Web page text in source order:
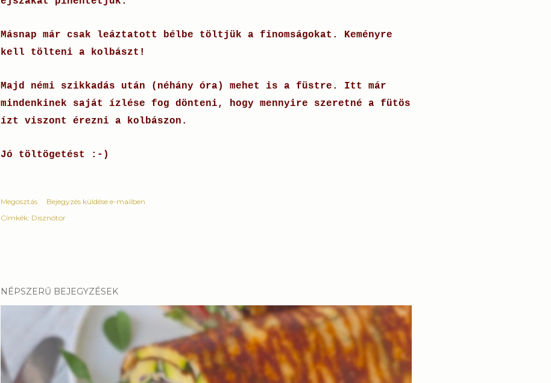
Másnap már csak leáztatott bélbe töltjük a finomságokat. Keményre
kell tölteni a kolbászt!
Majd némi szikkadás után (néhány óra) mehet is a füstre. Itt már
mindenkinek saját ízlése fog dönteni, hogy mennyire szeretné a fütös
ízt viszont érezni a kolbászon.
Jó töltögetést :-)
Megosztás
Bejegyzés küldése e-mailben
Címkék: Disznótor
NÉPSZERŰ BEJEGYZÉSEK